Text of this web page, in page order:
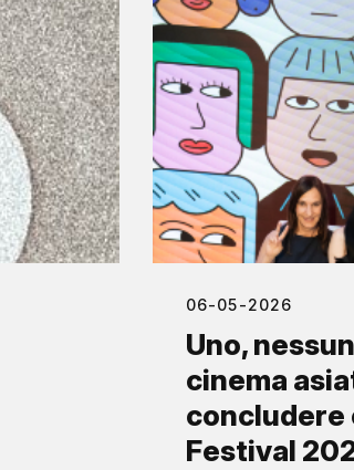
06-05-2026
Uno,
cinema
concludere
Festival